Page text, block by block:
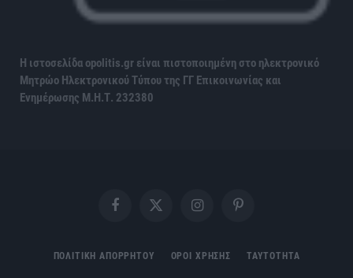
Η ιστοσελίδα opolitis.gr είναι πιστοποιημένη στο ηλεκτρονικό
Μητρώο Ηλεκτρονικού Τύπου της ΓΓ Επικοινωνίας και
Ενημέρωσης Μ.Η.Τ. 232380
FacebookX
InstagramPinterest
ΠΟΛΙΤΙΚΗ ΑΠΟΡΡΗΤΟΥ ΟΡΟΙ ΧΡΗΣΗΣ ΤΑΥΤΟΤΗΤΑ